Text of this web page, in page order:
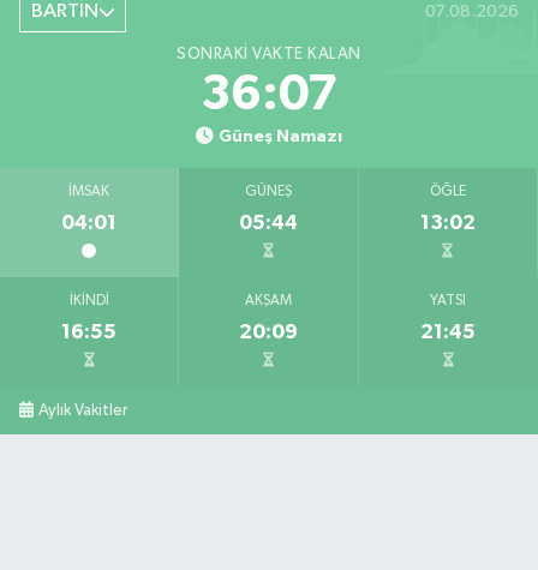
0 (378) 227 85 45
BARTIN 07.08.2026
SONRAKI VAKTE KALAN
36:06
Güneş Namazı
İMSAK
04:01
GÜNEŞ
05:44
ÖĞLE
13:02
İKINDI
16:55
AKŞAM
20:09
YATSI
21:45
Aylık Vakitler